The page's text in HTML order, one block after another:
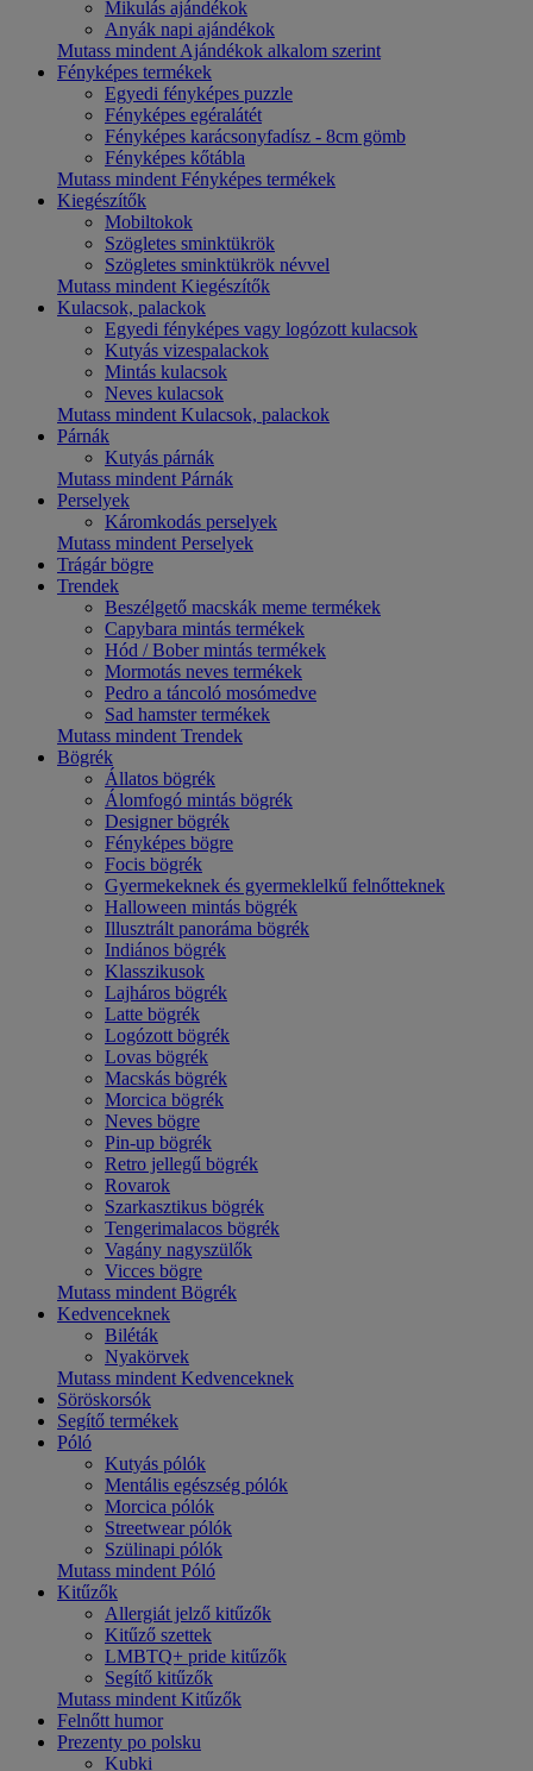
Mikulás ajándékok
Anyák napi ajándékok
Mutass mindent Ajándékok alkalom szerint
Fényképes termékek
Egyedi fényképes puzzle
Fényképes egéralátét
Fényképes karácsonyfadísz - 8cm gömb
Fényképes kőtábla
Mutass mindent Fényképes termékek
Kiegészítők
Mobiltokok
Szögletes sminktükrök
Szögletes sminktükrök névvel
Mutass mindent Kiegészítők
Kulacsok, palackok
Egyedi fényképes vagy logózott kulacsok
Kutyás vizespalackok
Mintás kulacsok
Neves kulacsok
Mutass mindent Kulacsok, palackok
Párnák
Kutyás párnák
Mutass mindent Párnák
Perselyek
Káromkodás perselyek
Mutass mindent Perselyek
Trágár bögre
Trendek
Beszélgető macskák meme termékek
Capybara mintás termékek
Hód / Bober mintás termékek
Mormotás neves termékek
Pedro a táncoló mosómedve
Sad hamster termékek
Mutass mindent Trendek
Bögrék
Állatos bögrék
Álomfogó mintás bögrék
Designer bögrék
Fényképes bögre
Focis bögrék
Gyermekeknek és gyermeklelkű felnőtteknek
Halloween mintás bögrék
Illusztrált panoráma bögrék
Indiános bögrék
Klasszikusok
Lajháros bögrék
Latte bögrék
Logózott bögrék
Lovas bögrék
Macskás bögrék
Morcica bögrék
Neves bögre
Pin-up bögrék
Retro jellegű bögrék
Rovarok
Szarkasztikus bögrék
Tengerimalacos bögrék
Vagány nagyszülők
Vicces bögre
Mutass mindent Bögrék
Kedvenceknek
Biléták
Nyakörvek
Mutass mindent Kedvenceknek
Söröskorsók
Segítő termékek
Póló
Kutyás pólók
Mentális egészség pólók
Morcica pólók
Streetwear pólók
Szülinapi pólók
Mutass mindent Póló
Kitűzők
Allergiát jelző kitűzők
Kitűző szettek
LMBTQ+ pride kitűzők
Segítő kitűzők
Mutass mindent Kitűzők
Felnőtt humor
Prezenty po polsku
Kubki